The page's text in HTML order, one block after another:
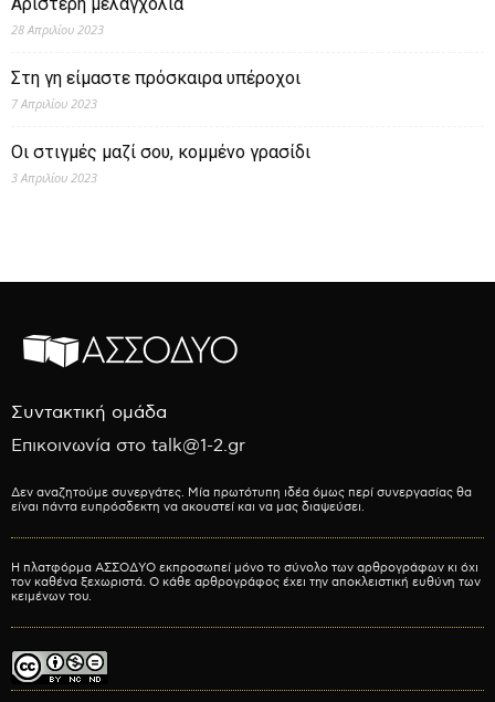
28 Απριλίου 2023
Στη γη είμαστε πρόσκαιρα υπέροχοι
7 Απριλίου 2023
Οι στιγμές μαζί σου, κομμένο γρασίδι
3 Απριλίου 2023
Συντακτική ομάδα
Επικοινωνία στο talk@1-2.gr
Δεν αναζητούμε συνεργάτες. Μία πρωτότυπη ιδέα όμως περί συνεργασίας θα
είναι πάντα ευπρόσδεκτη να ακουστεί και να μας διαψεύσει.
Η πλατφόρμα ΑΣΣΟΔΥΟ εκπροσωπεί μόνο το σύνολο των αρθρογράφων κι όχι
τον καθένα ξεχωριστά. Ο κάθε αρθρογράφος έχει την αποκλειστική ευθύνη των
κειμένων του.